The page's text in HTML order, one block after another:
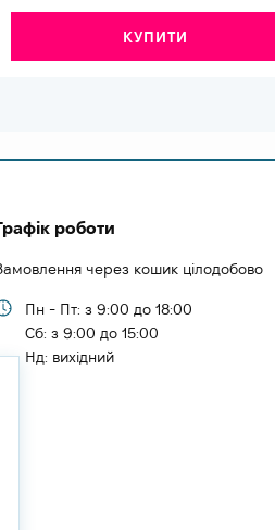
КУПИТИ
роботи
через кошик цілодобово
Пн - Пт: з 9:00 до 18:00
Cб: з 9:00 до 15:00
Нд: вихідний